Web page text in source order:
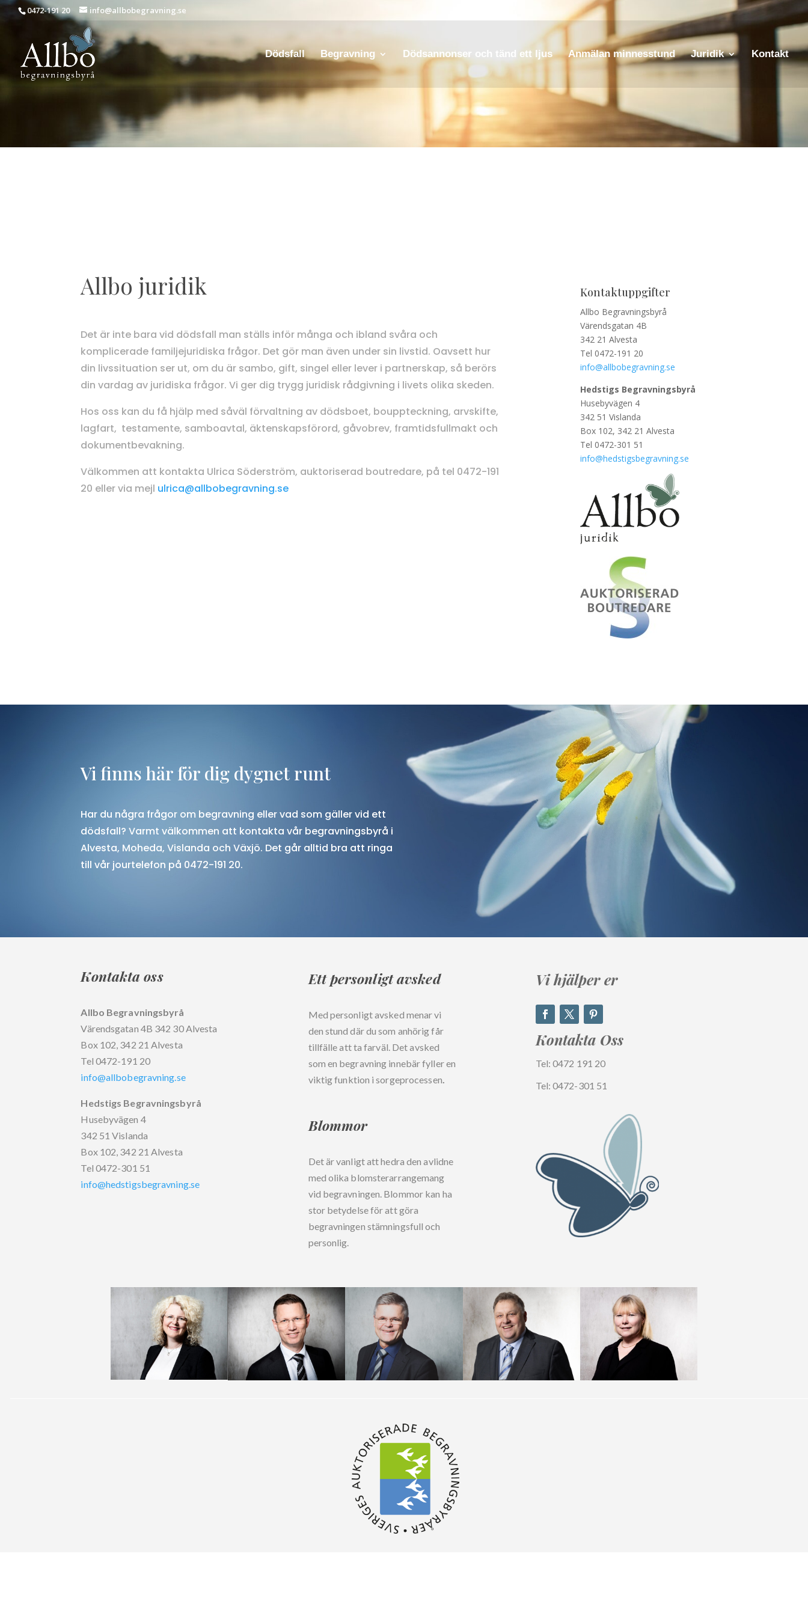
0472-191 20 info@allbobegravning.se
Dödsfall Begravning Dödsannonser och tänd ett ljus Anmälan minnesstund Juridik Kontakt
Allbo juridik
Det är inte bara vid dödsfall man ställs inför många och ibland svåra och
komplicerade familjejuridiska frågor. Det gör man även under sin livstid. Oavsett hur
din livssituation ser ut, om du är sambo, gift, singel eller lever i partnerskap, så berörs
din vardag av juridiska frågor. Vi ger dig trygg juridisk rådgivning i livets olika skeden.
Hos oss kan du få hjälp med såväl förvaltning av dödsboet, bouppteckning, arvskifte,
lagfart, testamente, samboavtal, äktenskapsförord, gåvobrev, framtidsfullmakt och
dokumentbevakning.
Välkommen att kontakta Ulrica Söderström, auktoriserad boutredare, på tel 0472-191
20 eller via mejl ulrica@allbobegravning.se
Kontaktuppgifter
Allbo Begravningsbyrå
Värendsgatan 4B
342 21 Alvesta
Tel 0472-191 20
info@allbobegravning.se
Hedstigs Begravningsbyrå
Husebyvägen 4
342 51 Vislanda
Box 102, 342 21 Alvesta
Tel 0472-301 51
info@hedstigsbegravning.se
Vi finns här för dig dygnet runt
Har du några frågor om begravning eller vad som gäller vid ett
dödsfall? Varmt välkommen att kontakta vår begravningsbyrå i
Alvesta, Moheda, Vislanda och Växjö. Det går alltid bra att ringa
till vår jourtelefon på 0472-191 20.
Kontakta oss
Allbo Begravningsbyrå
Värendsgatan 4B 342 30 Alvesta
Box 102, 342 21 Alvesta
Tel 0472-191 20
info@allbobegravning.se
Hedstigs Begravningsbyrå
Husebyvägen 4
342 51 Vislanda
Box 102, 342 21 Alvesta
Tel 0472-301 51
info@hedstigsbegravning.se
Ett personligt avsked
Med personligt avsked menar vi
den stund där du som anhörig får
tillfälle att ta farväl. Det avsked
som en begravning innebär fyller en
viktig funktion i sorgeprocessen
Blommor
Det är vanligt att hedra den avlidne
med olika blomsterarrangemang
vid begravningen. Blommor kan ha
stor betydelse för att göra
begravningen stämningsfull och
personlig.
Vi hjälper er
Kontakta Oss
Tel: 0472 191 20
Tel: 0472-301 51